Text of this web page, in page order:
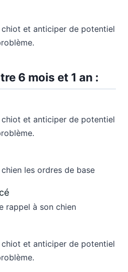
chiot et anticiper de potentiel
6 mois et 1 an :
chiot et anticiper de potentiel
les ordres de base
rappel à son chien
chiot et anticiper de potentiel